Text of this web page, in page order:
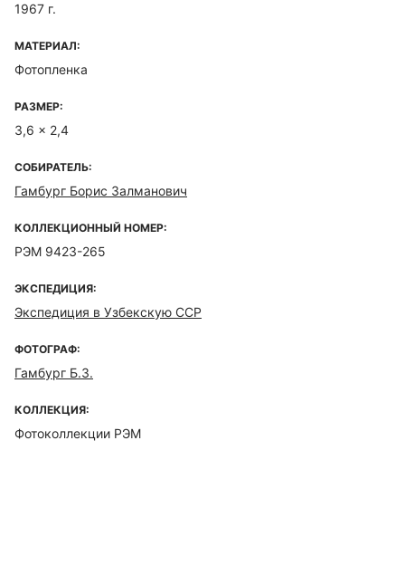
1967 г.
МАТЕРИАЛ:
Фотопленка
РАЗМЕР:
3,6 x 2,4
СОБИРАТЕЛЬ:
Гамбург Борис Залманович
КОЛЛЕКЦИОННЫЙ НОМЕР:
РЭМ 9423-265
ЭКСПЕДИЦИЯ:
Экспедиция в Узбекскую ССР
ФОТОГРАФ:
Гамбург Б.З.
КОЛЛЕКЦИЯ:
Фотоколлекции РЭМ